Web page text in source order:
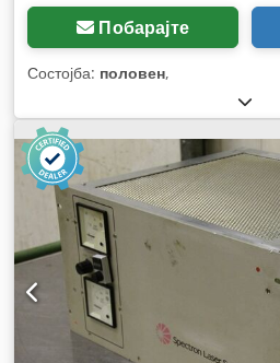
Побарајте
Состојба: половен,